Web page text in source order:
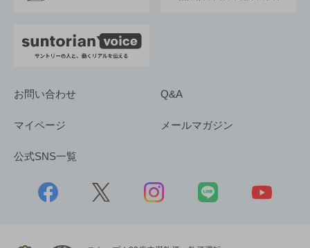
お問い合わせ Q&A
マイページ メールマガジン
公式SNS一覧